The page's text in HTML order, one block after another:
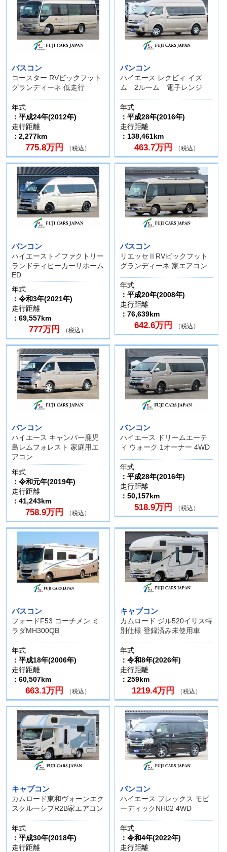
バスコン
コースター RVビックフット
グランディーネ 低走行
年式
：平成24年(2012年)
走行距離
：2,277km
775.8万円 （税込）
バンコン
ハイエース レクビィ イズ
ム 2ルーム 電子レンジ
年式
：平成28年(2016年)
走行距離
：138,461km
463.7万円 （税込）
バンコン
ハイエーストイファクトリー
ランドティピーカーサホーム
ED
年式
：令和3年(2021年)
走行距離
：69,557km
777万円 （税込）
バスコン
リエッセⅡRVビックフット
グランディーネ 家エアコン
年式
：平成20年(2008年)
走行距離
：76,639km
642.6万円 （税込）
バンコン
ハイエース キャンパー鹿児
島レムフォレスト 家庭用エ
アコン
年式
：令和元年(2019年)
走行距離
：41,243km
758.9万円 （税込）
バンコン
ハイエース ドリームエーテ
ィ ウォーク 1オーナー 4WD
年式
：平成28年(2016年)
走行距離
：50,157km
518.9万円 （税込）
バスコン
フォードF53 コーチメン ミ
ラダMH300QB
年式
：平成18年(2006年)
走行距離
：60,507km
663.1万円 （税込）
キャブコン
カムロード ジル520イリス特
別仕様 登録済み未使用車
年式
：令和8年(2026年)
走行距離
：259km
1219.4万円 （税込）
キャブコン
カムロード東和ヴォーンエク
スクルーシブR2B家エアコン
年式
：平成30年(2018年)
走行距離
バンコン
ハイエース フレックス モビ
ーディックNH02 4WD
年式
：令和4年(2022年)
走行距離